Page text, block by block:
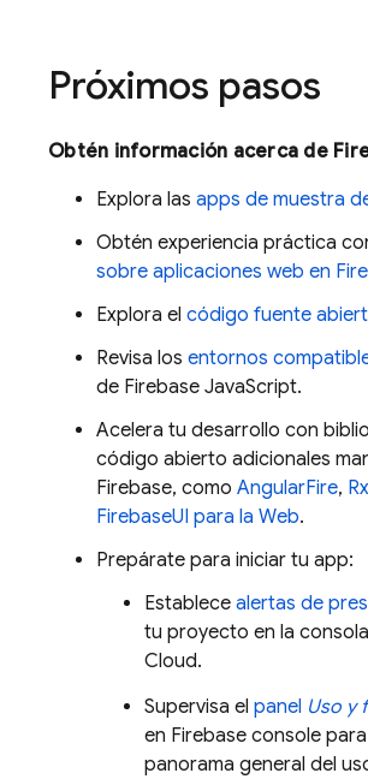
Próximos pasos
Obtén información acerca de
Explora las apps de muestra
Obtén experiencia práctica
sobre aplicaciones web en
Explora el código fuente
Revisa los entornos
de Firebase JavaScript.
Acelera tu desarrollo con
código abierto adicionales
Firebase, como AngularFire,
FirebaseUI para la Web.
Prepárate para iniciar tu app:
Establece alertas de
tu proyecto en la
Cloud.
Supervisa el panel Uso y
en Firebase console
panorama general del